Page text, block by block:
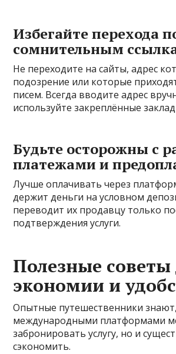
Избегайте перехода
сомнительным
Не переходите на сайты, адрес
подозрение или которые
писем. Всегда вводите адрес
используйте закреплённые
Будьте осторожны с
платежами и
Лучше оплачивать через
держит деньги на условном
переводит их продавцу только
подтверждения услуги.
Полезные советы
экономии и
Опытные путешественники
международными платформами
забронировать услугу, но и
сэкономить.